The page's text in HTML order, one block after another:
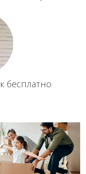
бесплатно